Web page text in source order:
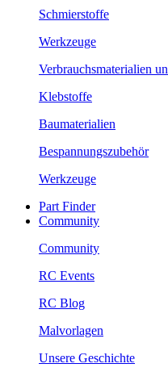
Schmierstoffe
Werkzeuge
Verbrauchsmaterialien
Klebstoffe
Baumaterialien
Bespannungszubehör
Werkzeuge
Part Finder
Community
Community
RC Events
RC Blog
Malvorlagen
Unsere Geschichte